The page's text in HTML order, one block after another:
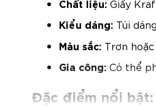
Chất liệu: Giấy
Kiểu dáng: Túi
Màu sắc: Trơn
Gia công: Có thể
Đặc điểm nổi bật: